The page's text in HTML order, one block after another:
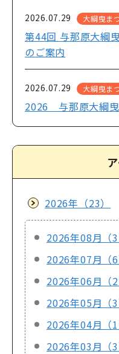
2026.07.29 大綱曳ま
第44回 与那原大綱
のご案内
2026.07.29 大綱曳ま
2026 与那原大綱
2026年（23）
2026年08月（3
2026年07月（6
2026年06月（2
2026年05月（3
2026年04月（1
2026年03月（3